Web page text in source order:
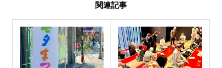
関連記事